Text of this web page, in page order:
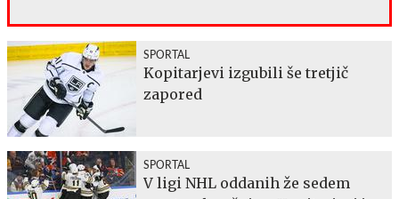
SPORTAL
Kopitarjevi izgubili še tretjič
zapored
SPORTAL
V ligi NHL oddanih že sedem